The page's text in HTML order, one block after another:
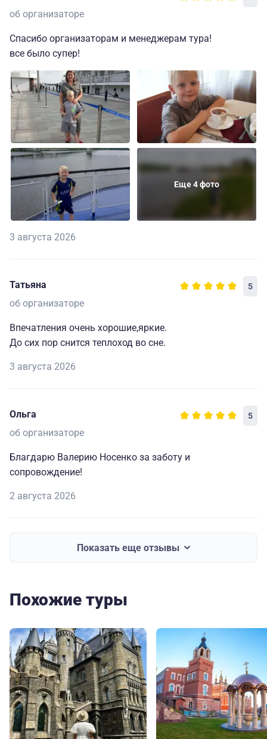
об организаторе
Спасибо организаторам и менеджерам тура!
все было супер!
Еще 4 фото
3 августа 2026
Татьяна 5
об организаторе
Впечатления очень хорошие,яркие.
До сих пор снится теплоход во сне.
3 августа 2026
Ольга 5
об организаторе
Благдарю Валерию Носенко за заботу и
сопровождение!
2 августа 2026
Показать еще отзывы
Похожие туры